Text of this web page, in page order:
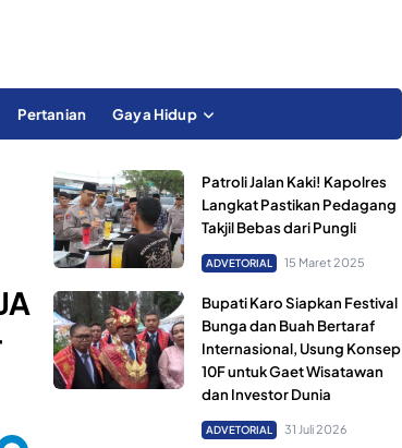
Pertanian Gaya Hidup
Patroli Jalan Kaki! Kapolres
Langkat Pastikan Pedagang
Takjil Bebas dari Pungli
ADVETORIAL 15 Maret 2025
Bupati Karo Siapkan Festival
Bunga dan Buah Bertaraf
Internasional, Usung Konsep
10F untuk Gaet Wisatawan
dan Investor Dunia
ADVETORIAL 31 Juli 2026